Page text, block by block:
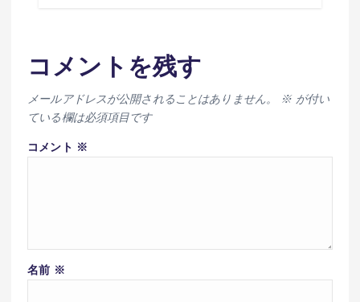
コメントを残す
メールアドレスが公開されることはありません。 ※が付い
ている欄は必須項目です
コメント ※
名前 ※